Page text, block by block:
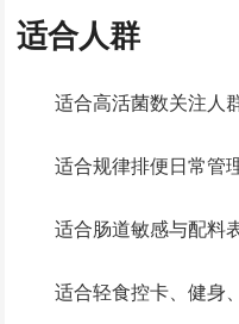
适合人群
适合高活菌数关注人群
适合规律排便日常管
适合肠道敏感与配料
适合轻食控卡、健身